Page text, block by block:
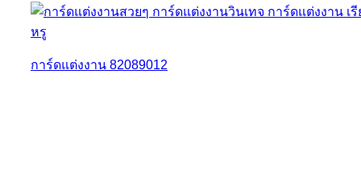
การ์ดแต่งงาน 82089012